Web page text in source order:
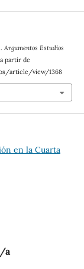
Argumentos Estudios
partir de
article/view/1368
en la Cuarta
a